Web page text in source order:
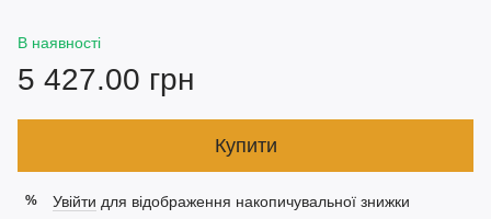
В наявності
5 427.00 грн
Купити
% Увійти для відображення накопичувальної знижки